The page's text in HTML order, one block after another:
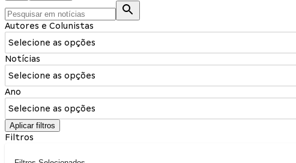
Autores e Colunistas
Selecione as opções
Notícias
Selecione as opções
Ano
Selecione as opções
Aplicar filtros
Filtros